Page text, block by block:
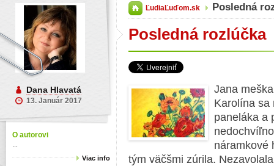
Dana Hlavatá
13. Január 2017
O autorovi
Viac info
ĽudiaĽuďom.sk Posledná
Posledná rozlúčka
Jana
Karolína sa
paneláka a
náramkové
tým väčšmi zúrila.